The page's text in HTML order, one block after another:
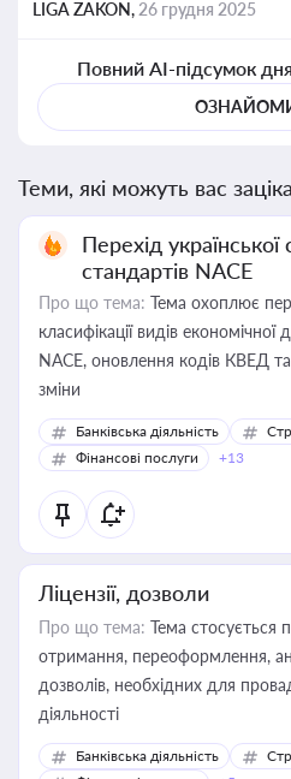
LIGA ZAKON, 26 грудня 2025
Повний AI-підсумок
Теми, які можуть вас
Перехід
стандартів NACE
Про що тема: Тема охоплює
класифікації видів економічної
NACE, оновлення кодів КВЕД
зміни
Банківська діяльність
Фінансові послуги
+13
Ліцензії, дозволи
Про що тема: Тема стосується
отримання, переоформлення,
дозволів, необхідних для
діяльності
Банківська діяльність